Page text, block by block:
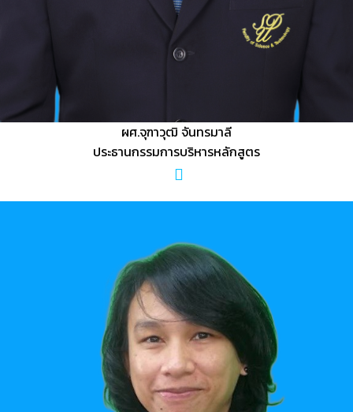
ผศ.จุฑาวุฒิ จันทรมาลี
ประธานกรรมการบริหารหลักสูตร